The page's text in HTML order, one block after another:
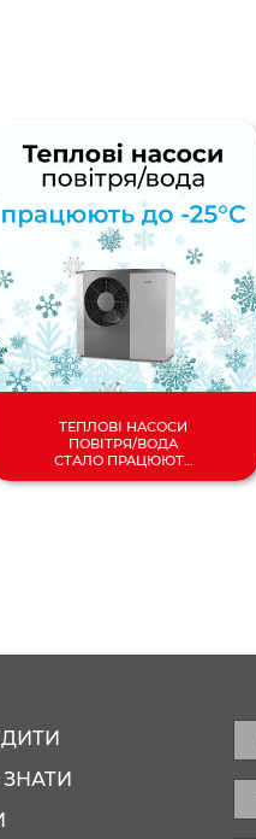
ТЕПЛОВІ НАСОСИ
ПОВІТРЯ/ВОДА
СТАЛО ПРАЦЮЮТЬ